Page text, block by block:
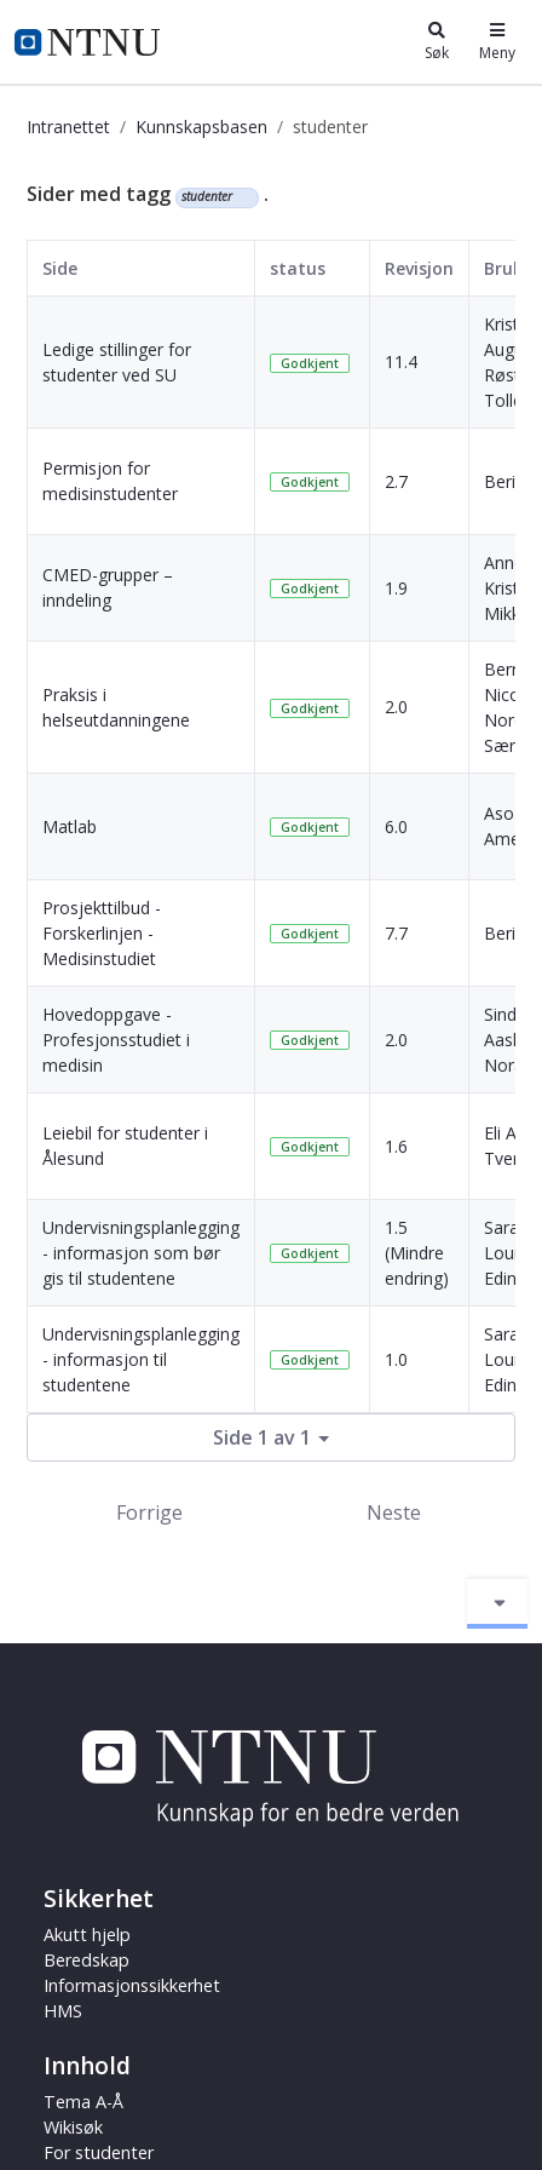
i.ntnu.no Søk Meny
Intranettet Kunnskapsbasen studenter
Kunnskapsbasen
Sider med tagg studenter .
Side status Revisjon Bruker
Ledige stillinger for
studenter ved SU
Godkjent 11.4
Kristian
August
Permisjon for
medisinstudenter
Godkjent 2.7 Berit
CMED-grupper –
inndeling
Godkjent 1.9
Anne
Kristin
Praksis i
helseutdanningene
Godkjent 2.0
Bernt
Nicolai
Matlab Godkjent 6.0
Aso
Prosjekttilbud -
Forskerlinjen -
Medisinstudiet
Godkjent 7.7 Berit
Hovedoppgave -
Profesjonsstudiet i
medisin
Godkjent 2.0
Sindre
Norås
Leiebil for studenter i
Ålesund
Godkjent 1.6
Eli
Undervisningsplanlegging
- informasjon som bør
gis til studentene
Godkjent
1.5
(Mindre
endring)
Sara
Louise
Edin
Undervisningsplanlegging
- informasjon til
studentene
Godkjent 1.0
Sara
Louise
Edin
Side 1 av 1
Forrige Neste
Sikkerhet
Akutt hjelp
Beredskap
Informasjonssikkerhet
HMS
Innhold
Tema A-Å
Wikisøk
For studenter